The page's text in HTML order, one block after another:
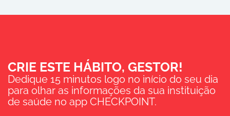
CRIE ESTE HÁBITO, GESTOR!
Dedique 15 minutos logo no início do seu dia
para olhar as informações da sua instituição
de saúde no app CHECKPOINT.